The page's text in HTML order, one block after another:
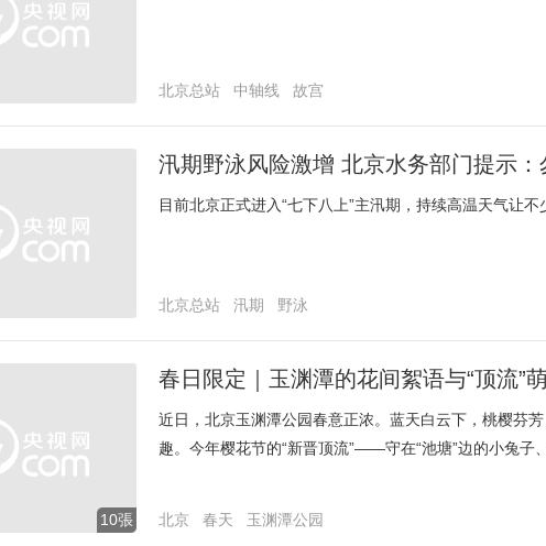
北京总站 中轴线 故宫
汛期野泳风险激增 北京水务部门提示
目前北京正式进入“七下八上”主汛期，持续高温天气让不
北京总站 汛期 野泳
10張
春日限定｜玉渊潭的花间絮语与“顶流”
近日，北京玉渊潭公园春意正浓。蓝天白云下，桃樱芬
趣。今年樱花节的“新晋顶流”——守在“池塘”边的小兔
北京 春天 玉渊潭公园